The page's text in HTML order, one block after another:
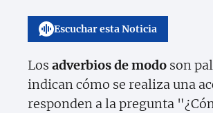
Escuchar esta Noticia
Los adverbios de modo son
indican cómo se realiza una
responden a la pregunta